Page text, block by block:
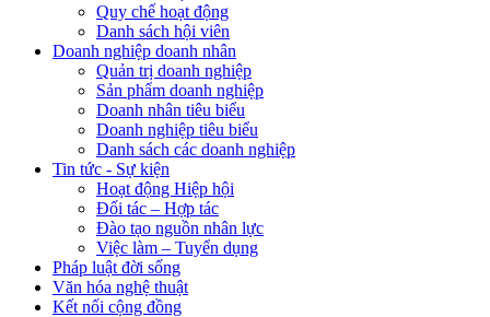
Quy chế hoạt động
Danh sách hội viên
Doanh nghiệp doanh nhân
Quản trị doanh nghiệp
Sản phẩm doanh nghiệp
Doanh nhân tiêu biểu
Doanh nghiệp tiêu biểu
Danh sách các doanh nghiệp
Tin tức - Sự kiện
Hoạt động Hiệp hội
Đối tác – Hợp tác
Đào tạo nguồn nhân lực
Việc làm – Tuyển dụng
Pháp luật đời sống
Văn hóa nghệ thuật
Kết nối cộng đồng